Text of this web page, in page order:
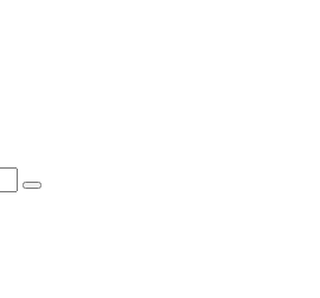
Search